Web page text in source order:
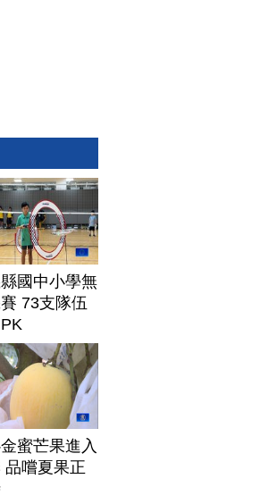
國中小學無
73支隊伍
蜜芒果進入
品嚐夏果正